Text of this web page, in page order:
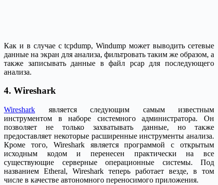
Как и в случае с tcpdump, Windump может выводить сетевые
данные на экран для анализа, фильтровать таким же образом, а
также записывать данные в файл pcap для последующего
анализа.
4. Wireshark
Wireshark является следующим самым известным
инструментом в наборе системного администратора. Он
позволяет не только захватывать данные, но также
предоставляет некоторые расширенные инструменты анализа.
Кроме того, Wireshark является программой с открытым
исходным кодом и перенесен практически на все
существующие серверные операционные системы. Под
названием Etheral, Wireshark теперь работает везде, в том
числе в качестве автономного переносимого приложения.